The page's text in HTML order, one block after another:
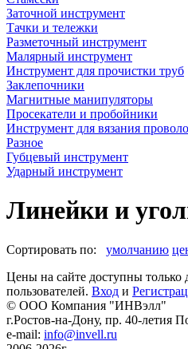
Заточной инструмент
Тачки и тележки
Разметочный инструмент
Малярный инструмент
Инструмент для прочистки труб
Заклепочники
Магнитные манипуляторы
Просекатели и пробойники
Инструмент для вязания
Разное
Губцевый инструмент
Ударный инструмент
Линейки и
Сортировать по: умолчанию
Цены на сайте доступны только
пользователей. Вход и
© ООО Компания "ИНВэлл"
г.Ростов-на-Дону, пр. 40-летия
e-mail: info@invell.ru